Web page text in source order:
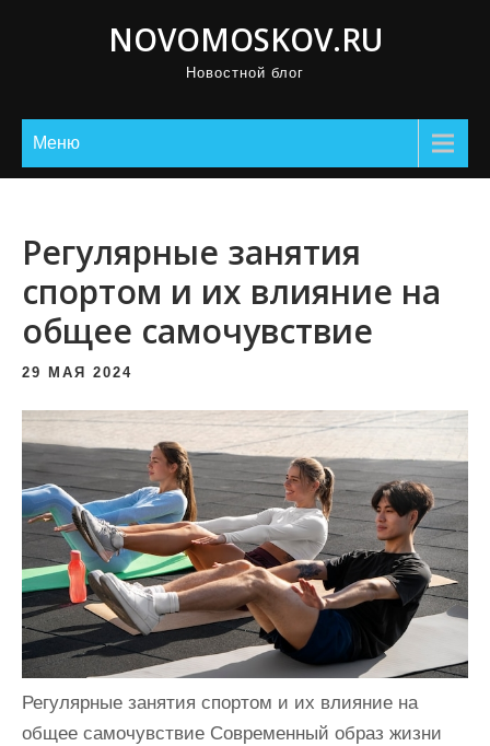
NOVOMOSKOV.RU
Новостной блог
Меню
Регулярные занятия
спортом и их влияние на
общее самочувствие
29 МАЯ 2024
Регулярные занятия спортом и их влияние на
общее самочувствие Современный образ жизни